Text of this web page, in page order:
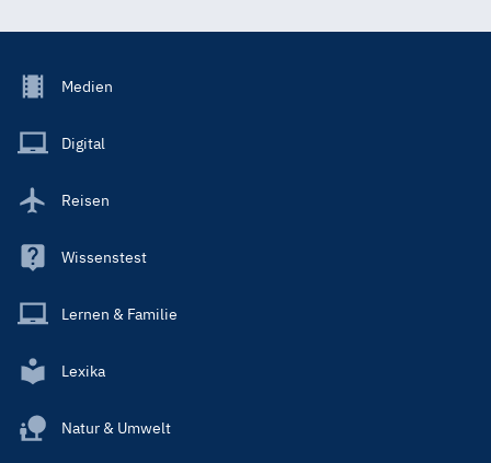
Footer
Main
Medien
Digital
Reisen
Wissenstest
Lernen & Familie
Lexika
Natur & Umwelt